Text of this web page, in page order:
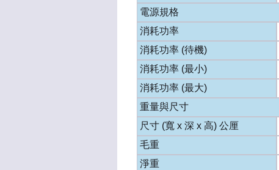
電源規格
消耗功率
消耗功率 (待機)
消耗功率 (最小)
消耗功率 (最大)
重量與尺寸
尺寸 (寬 x 深 x 高) 公厘
毛重
淨重